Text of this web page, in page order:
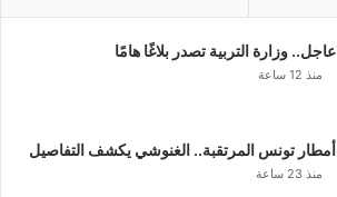
عاجل.. وزارة التربية تصدر بلاغًا هامًا
منذ 12 ساعة
أمطار تونس المرتقبة.. الغنوشي يكشف التفاصيل
منذ 23 ساعة